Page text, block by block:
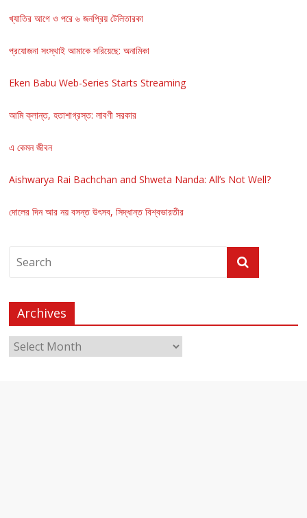
খ্যাতির আগে ও পরে ৬ জনপ্রিয় টেলিতারকা
প্রযোজনা সংস্থাই আমাকে সরিয়েছে: অনামিকা
Eken Babu Web-Series Starts Streaming
আমি ক্লান্ত, হতাশাগ্রস্ত: লাবণী সরকার
এ কেমন জীবন
Aishwarya Rai Bachchan and Shweta Nanda: All’s Not Well?
দোলের দিন আর নয় বসন্ত উৎসব, সিদ্ধান্ত বিশ্বভারতীর
Archives